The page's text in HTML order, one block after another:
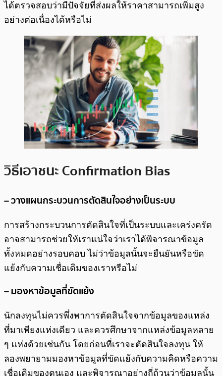
ได้ตรวจสอบว่ามีปัจจัยที่ส่งผลให้ราคาสามารถเพิ่มสูง
อย่างต่อเนื่องได้หรือไม่
วิธีเอาชนะ Confirmation Bias
– วางแผนกระบวนการตัดสินใจอย่างเป็นระบบ
การสร้างกระบวนการตัดสินใจที่เป็นระบบและเคร่งครัด
อาจสามารถช่วยให้เราแน่ใจว่าเราได้พิจารณาข้อมูล
ทั้งหมดอย่างรอบคอบ ไม่ว่าข้อมูลนั้นจะยืนยันหรือขัด
แย้งกับความเชื่อเดิมของเราหรือไม่
– มองหาข้อมูลที่ขัดแย้ง
นักลงทุนไม่ควรพึ่งพาการตัดสินใจจากข้อมูลของแหล่ง
ที่มาเพียงแห่งเดียว และควรศึกษาจากแหล่งข้อมูลหลาย
ๆ แห่งด้วยเช่นกัน โดยก่อนที่เราจะตัดสินใจลงทุน ให้
ลองพยายามมองหาข้อมูลที่ขัดแย้งกับความคิดหรือความ
เชื่อเดิมของตนเอง และพิจารณาอย่างถี่ถ้วนว่าข้อมูลนั้น